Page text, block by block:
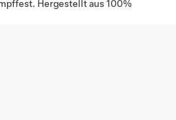
Hergestellt aus 100%